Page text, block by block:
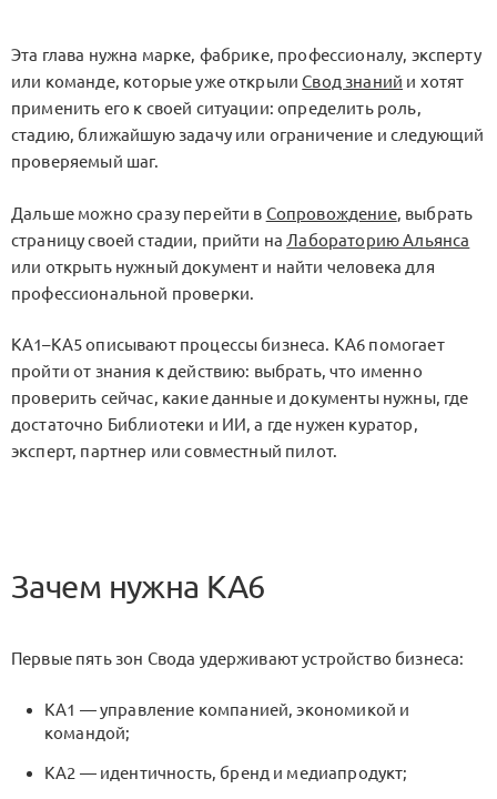
Эта глава нужна марке, фабрике, профессионалу, эксперту
или команде, которые уже открыли Свод знаний и хотят
применить его к своей ситуации: определить роль,
стадию, ближайшую задачу или ограничение и следующий
проверяемый шаг.
Дальше можно сразу перейти в Сопровождение, выбрать
страницу своей стадии, прийти на Лабораторию Альянса
или открыть нужный документ и найти человека для
профессиональной проверки.
KA1–KA5описывают процессы бизнеса. KA6 помогает
пройти от знания к действию: выбрать, что именно
проверить сейчас, какие данные и документы нужны, где
достаточно Библиотеки и ИИ, а где нужен куратор,
эксперт, партнер или совместный пилот.
Зачем нужна KA6
Первые пять зон Свода удерживают устройство бизнеса:
KA1 — управление компанией, экономикой и
командой;
KA2 — идентичность, бренд и медиапродукт;